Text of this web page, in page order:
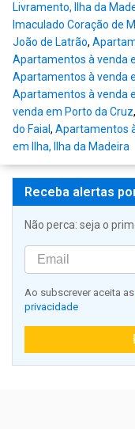
Livramento, Ilha da
Imaculado Coração de
João de Latrão,
Apartamentos à venda
Apartamentos à venda
Apartamentos à venda
venda em Porto da Cruz,
do Faial, Apartamentos
em Ilha, Ilha da Madeira
Receba alertas
Não perca: seja o
Ao subscrever aceita as
privacidade